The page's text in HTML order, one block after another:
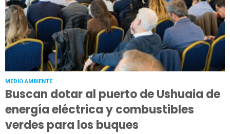
MEDIO AMBIENTE
Buscan dotar al puerto de Ushuaia de
energía eléctrica y combustibles
verdes para los buques